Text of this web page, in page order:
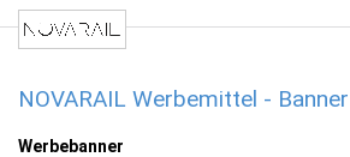
NOVARAIL Werbemittel -
Werbebanner